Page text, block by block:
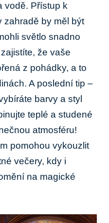
vodě. Přístup k
zahradě by měl být
světlo snadno
že vaše
z pohádky, a to
A poslední tip –
barvy a styl
teplé a studené
atmosféru!
pomohou vykouzlit
večery, kdy i
na magické